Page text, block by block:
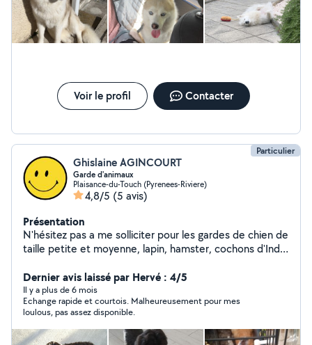
Voir le profil Contacter
Particulier
Ghislaine AGINCOURT
Garde d'animaux
Plaisance-du-Touch (Pyrenees-Riviere)
4,8/5 (5 avis)
Présentation
N'hésitez pas a me solliciter pour les gardes de chien de
taille petite et moyenne, lapin, hamster, cochons d'Inde
Dernier avis laissé par Hervé : 4/5
Il y a plus de 6 mois
Echange rapide et courtois. Malheureusement pour mes
loulous, pas assez disponible.